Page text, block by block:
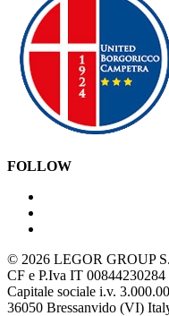
FOLLOW
© 2026 LEGOR GROUP
CF e P.Iva IT
Capitale sociale i.v.
36050 Bressanvido (VI)